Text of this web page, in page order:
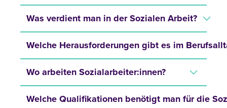
Was verdient man in der Sozialen Arbeit?
Welche Herausforderungen gibt es im
Wo arbeiten Sozialarbeiter:innen?
Welche Qualifikationen benötigt man für die